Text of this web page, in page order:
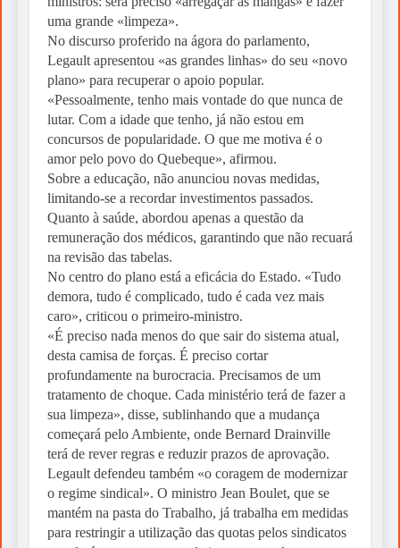
uma grande «limpeza».
No discurso proferido na ágora do parlamento,
Legault apresentou «as grandes linhas» do seu «novo
plano» para recuperar o apoio popular.
«Pessoalmente, tenho mais vontade do que nunca de
lutar. Com a idade que tenho, já não estou em
concursos de popularidade. O que me motiva é o
amor pelo povo do Quebeque», afirmou.
Sobre a educação, não anunciou novas medidas,
limitando-se a recordar investimentos passados.
Quanto à saúde, abordou apenas a questão da
remuneração dos médicos, garantindo que não recuará
na revisão das tabelas.
No centro do plano está a eficácia do Estado. «Tudo
demora, tudo é complicado, tudo é cada vez mais
caro», criticou o primeiro-ministro.
«É preciso nada menos do que sair do sistema atual,
desta camisa de forças. É preciso cortar
profundamente na burocracia. Precisamos de um
tratamento de choque. Cada ministério terá de fazer a
sua limpeza», disse, sublinhando que a mudança
começará pelo Ambiente, onde Bernard Drainville
terá de rever regras e reduzir prazos de aprovação.
Legault defendeu também «o coragem de modernizar
o regime sindical». O ministro Jean Boulet, que se
mantém na pasta do Trabalho, já trabalha em medidas
para restringir a utilização das quotas pelos sindicatos